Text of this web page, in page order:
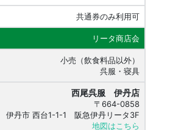
共通券のみ利用可
リータ商店会
小売（飲食料品以外）
呉服・寝具
西尾呉服 伊丹店
〒664-0858
伊丹市 西台1-1-1 阪急伊丹リータ3F
地図はこちら